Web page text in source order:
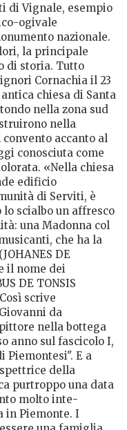
di Vignale, esempio
ogivale
nazionale.
la principale
di storia. Tutto
Cornachia il 23
chiesa di Santa
nella zona sud
nella
accanto al
conosciuta come
«Nella chiesa
edifi­cio
di Serviti, è
scialbo un affresco
una Madonna col
che ha la
DE
il nome dei
DE TONSIS
scrive
da
nella bottega
anno sul fascicolo I,
Piemontesi". E a
della
purtrop­po una data
molto inte­
in Piemonte. I